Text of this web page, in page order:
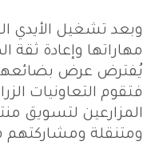
وبعد تشغيل الأيدي
مهاراتها وإعادة ثقة
يُفترض عرض
فتقوم التعاونيات
المزارعين لتسويق
ومتنقلة ومشاركتهم